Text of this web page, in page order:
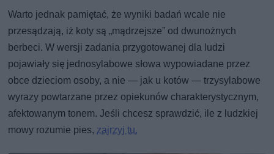
Warto jednak pamiętać, że wyniki badań wcale nie
przesądzają, iż koty są „mądrzejsze” od dwunożnych
berbeci. W wersji zadania przygotowanej dla ludzi
pojawiały się jednosylabowe słowa wypowiadane przez
obce dzieciom osoby, a nie — jak u kotów — trzysylabowe
wyrazy powtarzane przez opiekunów charakterystycznym,
afektowanym tonem. Jeśli chcesz sprawdzić, ile z ludzkiej
mowy rozumie pies, zajrzyj tu.